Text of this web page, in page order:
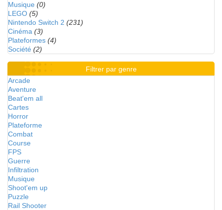
Musique (0)
LEGO (5)
Nintendo Switch 2 (231)
Cinéma (3)
Plateformes (4)
Société (2)
Filtrer par genre
Arcade
Aventure
Beat'em all
Cartes
Horror
Plateforme
Combat
Course
FPS
Guerre
Infiltration
Musique
Shoot'em up
Puzzle
Rail Shooter